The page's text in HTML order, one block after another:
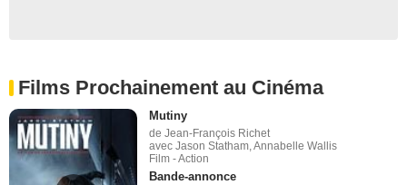
Films Prochainement au Cinéma
Mutiny
de Jean-François Richet
avec Jason Statham, Annabelle Wallis
Film - Action
Bande-annonce